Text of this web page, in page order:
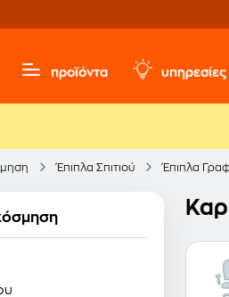
προϊόντα υπηρεσίες
Έπιπλα Σπιτιού Έπιπλα